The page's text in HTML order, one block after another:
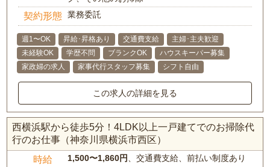
契約形態 業務委託
週1〜OK 昇給･昇格あり 交通費支給
主婦･主夫歓迎
未経験OK
学歴不問 ブランクOK
ハウスキーパー募集
家政婦の求人
家事代行スタッフ募集 シフト自由
この求人の詳細を見る
西横浜駅から徒歩5分！4LDK以上一戸建てでのお掃除代
行のお仕事（神奈川県横浜市西区）
時給 1,500〜1,860円、交通費支給、前払い制度あり